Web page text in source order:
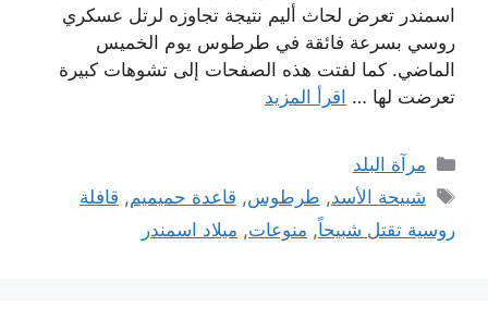
اسمندر تعرض لحاث أليم نتيجة تجاوزه لرتل عسكري
روسي بسرعة فائقة في طرطوس يوم الخميس
الماضي. كما لفتت هذه الصفحات إلى تشوهات كبيرة
تعرضت لها … اقرأ المزيد
التصنيفات
مرآة البلد
الوسوم
شبيحة الأسد, طرطوس, قاعدة حميميم, قافلة
روسية تقتل شبيحاً, منوعات, ميلاد اسمندر